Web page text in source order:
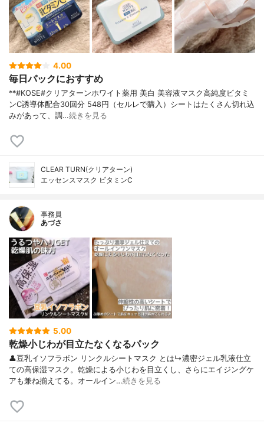
4.00
毎日パックにおすすめ
**#KOSE#クリアターンホワイト薬用 美白 美容液マスク高純度ビタミ
ンC誘導体配合⁡30回分 548円（セルレで購入）⁡シートはたくさん切れ込
みがあって、調…続きを見る
CLEAR TURN(クリアターン)
エッセンスマスク ビタミンC
事務員
あづさ
5.00
乾燥小じわが目立たなくなるパック
👤豆乳イソフラボン リンクルシートマスク とは↳濃密ジェル乳液仕立
ての高保湿マスク。乾燥による小じわを目立くし、さらにエイジングケ
アも兼ね揃えてる。オールイン…続きを見る